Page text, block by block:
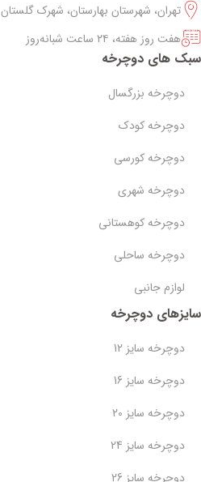
تهران، شهرستان بهارستان، شهرک گلستان
هفت روز هفته، ۲۴ ساعت شبانه‌روز
سبک های دوچرخه
دوچرخه بزرگسال
دوچرخه کودک
دوچرخه کورسی
دوچرخه شهری
دوچرخه کوهستانی
دوچرخه ساحلی
لوازم جانبی
سایزهای دوچرخه
دوچرخه سایز 12
دوچرخه سایز 16
دوچرخه سایز 20
دوچرخه سایز 24
دوچرخه سایز 26